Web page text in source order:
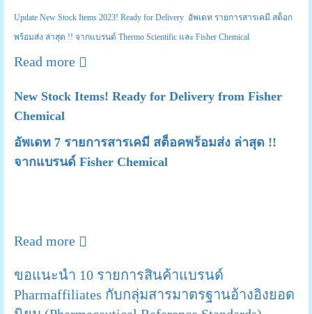
Update New Stock Items 2023! Ready for Delivery อัพเดท รายการสารเคมี สต็อก
พร้อมส่ง ล่าสุด !! จากแบรนด์ Thermo Scientific และ Fisher Chemical
Read more
New Stock Items! Ready for Delivery from Fisher
Chemical
อัพเดท 7 รายการสารเคมี สต็อคพร้อมส่ง ล่าสุด !!
จากแบรนด์ Fisher Chemical
Read more
ขอแนะนำ 10 รายการสินค้าแบรนด์
Pharmaffiliates กับกลุ่มสารมาตรฐานอ้างอิงยอด